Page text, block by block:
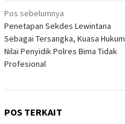
Navigasi
pos
Pos sebelumnya
Penetapan Sekdes Lewintana
Sebagai Tersangka, Kuasa Hukum
Nilai Penyidik Polres Bima Tidak
Profesional
POS TERKAIT